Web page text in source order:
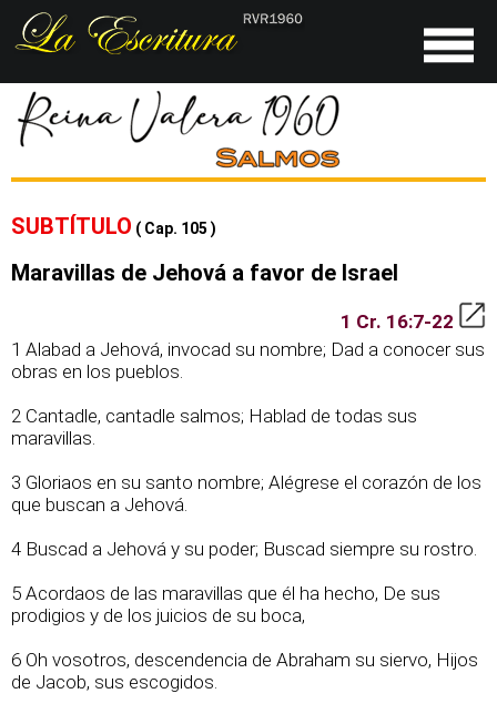
SUBTÍTULO ( Cap. 105 )
Maravillas de Jehová a favor de Israel
1 Cr. 16:7-22
1 Alabad a Jehová, invocad su nombre; Dad a conocer sus
obras en los pueblos.
2 Cantadle, cantadle salmos; Hablad de todas sus
maravillas.
3 Gloriaos en su santo nombre; Alégrese el corazón de los
que buscan a Jehová.
4 Buscad a Jehová y su poder; Buscad siempre su rostro.
5 Acordaos de las maravillas que él ha hecho, De sus
prodigios y de los juicios de su boca,
6 Oh vosotros, descendencia de Abraham su siervo, Hijos
de Jacob, sus escogidos.